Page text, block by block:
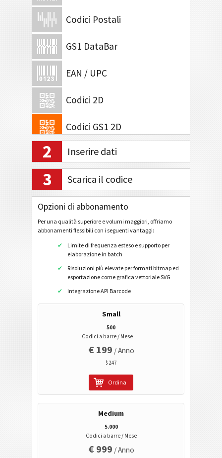
Codici Postali
GS1 DataBar
EAN / UPC
Codici 2D
Codici GS1 2D
GS1 QR Code
GS1 DataMatrix
GS1 Digital Link QR code
GS1 Digital Link Data Matrix
Attività bancarie e pagamenti
Mobile Tagging
Codici sanitari
Business Cards
Codici Evento
Codici Wi-Fi
2 Inserire dati
3 Scarica il codice
Opzioni di abbonamento
Per una qualità superiore e volumi maggiori, offriamo
abbonamenti flessibili con i seguenti vantaggi:
Limite di frequenza esteso e supporto per
elaborazione in batch
Risoluzioni più elevate per formati bitmap ed
esportazione come grafica vettoriale SVG
Integrazione API Barcode
Small
500
Codici a barre / Mese
€ 199 / Anno
$ 247
Ordina
Medium
5.000
Codici a barre / Mese
€ 999 / Anno